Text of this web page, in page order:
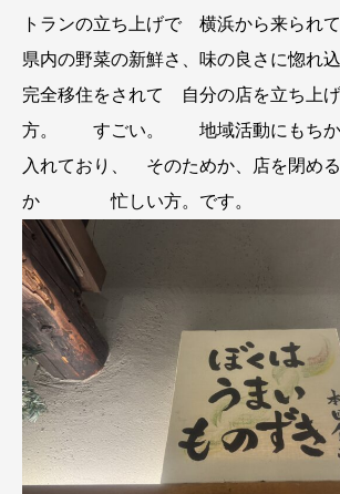
トランの立ち上げで 横浜から来られて
県内の野菜の新鮮さ、味の良さに惚れ
完全移住をされて 自分の店を立ち上
方。 すごい。 地域活動にもちか
入れており、 そのためか、店を閉め
か 忙しい方。です。